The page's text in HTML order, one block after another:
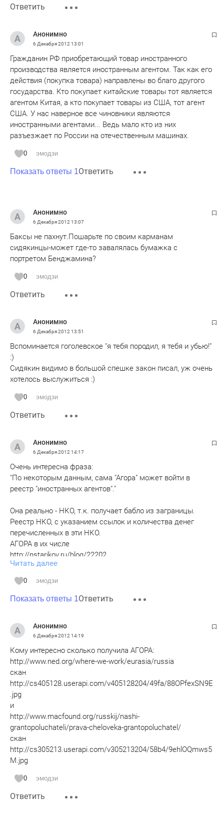
Ответить
Анонимно
6 Декабря 2012 13:01
Гражданин РФ приобретающий товар иностранного
производства является иностранным агентом. Так как его
действия (покупка товара) направлены во благо другого
государства. Кто покупает китайские товары тот является
агентом Китая, а кто покупает товары из США, тот агент
США. У нас наверное все чиновники являются
иностранными агентами... Ведь мало кто из них
разъезжает по России на отечественным машинах.
0 эмодзи
Показать ответы 1Ответить
Анонимно
6 Декабря 2012 13:07
Баксы не пахнут.Пошарьте по своим карманам
сидякинцы-может где-то завалялась бумажка с
портретом Бенджамина?
0 эмодзи
Ответить
Анонимно
6 Декабря 2012 13:51
Вспоминается гоголевское "я тебя породил, я тебя и убью!"
:)
Сидякин видимо в большой спешке закон писал, уж очень
хотелось выслужиться :)
0 эмодзи
Ответить
Анонимно
6 Декабря 2012 14:17
Очень интересна фраза:
"По некоторым данным, сама "Агора" может войти в
реестр "иностранных агентов"."
Она реально - НКО, т.к. получает бабло из заграницы.
Реестр НКО, с указанием ссылок и количества денег
перечисленных в эти НКО.
АГОРА в их числе
http://nstarikov.ru/blog/22202
Что делает человек, который получает деньги из за
границы в совете Президента?
Читать далее
0 эмодзи
Показать ответы 1Ответить
Анонимно
6 Декабря 2012 14:19
Кому интересно сколько получила АГОРА:
http://www.ned.org/where-we-work/eurasia/russia
скан
http://cs405128.userapi.com/v405128204/49fa/88OPfexSN9E
.jpg
и
http://www.macfound.org/russkij/nashi-
grantopoluchateli/prava-cheloveka-grantopoluchatel/
скан
http://cs305213.userapi.com/v305213204/58b4/9ehlOQmws5
M.jpg
0 эмодзи
Ответить